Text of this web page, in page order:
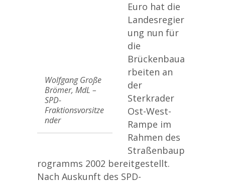
Wolfgang Große
Brömer, MdL –
SPD-
Fraktionsvorsitze
nder
Euro hat die
Landesregier
ung nun für
die
Brückenbaua
rbeiten an
der
Sterkrader
Ost-West-
Rampe im
Rahmen des
Straßenbaup
rogramms 2002 bereitgestellt.
Nach Auskunft des SPD-